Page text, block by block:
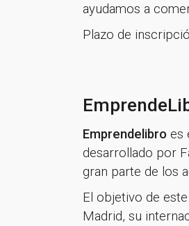
ayudamos a
Plazo de
Emprendelibro es
desarrollado por
gran parte de los
El objetivo de
Madrid, su